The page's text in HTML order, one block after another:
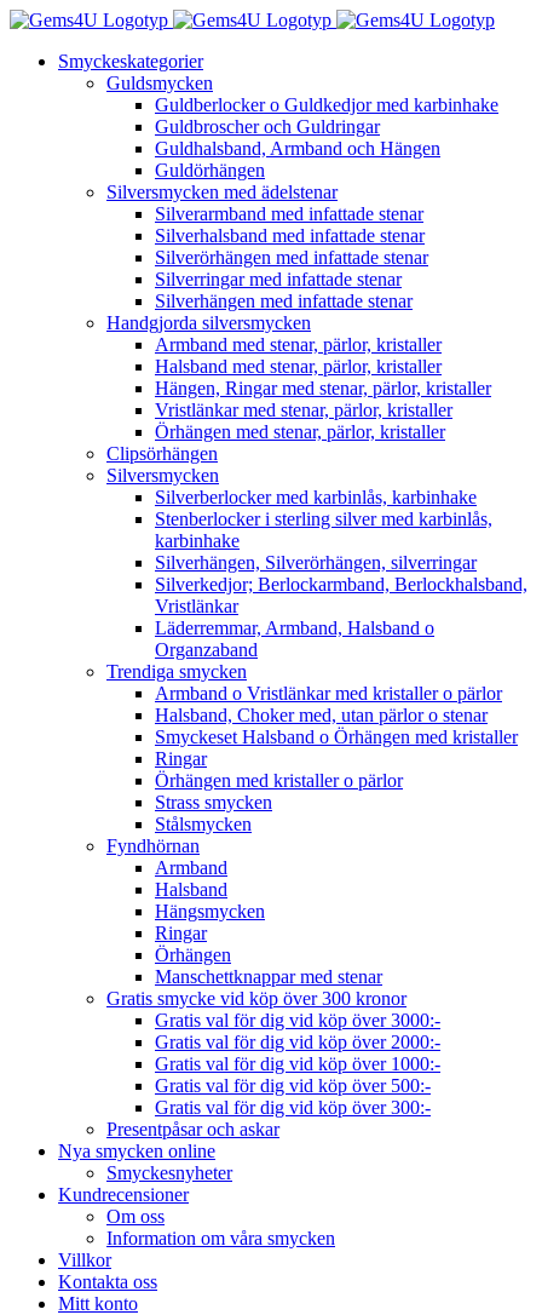
Fortsätt
innehålletSmyckeskategorier
Guldsmycken
Guldberlocker o Guldkedjor med karbinhake
Guldbroscher och Guldringar
Guldhalsband, Armband och Hängen
Guldörhängen
Silversmycken med ädelstenar
Silverarmband med infattade stenar
Silverhalsband med infattade stenar
Silverörhängen med infattade stenar
Silverringar med infattade stenar
Silverhängen med infattade stenar
Handgjorda silversmycken
Armband med stenar, pärlor, kristaller
Halsband med stenar, pärlor, kristaller
Hängen, Ringar med stenar, pärlor, kristaller
Vristlänkar med stenar, pärlor, kristaller
Örhängen med stenar, pärlor, kristaller
Clipsörhängen
Silversmycken
Silverberlocker med karbinlås, karbinhake
Stenberlocker i sterling silver med karbinlås,
karbinhake
Silverhängen, Silverörhängen, silverringar
Silverkedjor; Berlockarmband, Berlockhalsband,
Vristlänkar
Läderremmar, Armband, Halsband o
Organzaband
Trendiga smycken
Armband o Vristlänkar med kristaller o pärlor
Halsband, Choker med, utan pärlor o stenar
Smyckeset Halsband o Örhängen med kristaller
Ringar
Örhängen med kristaller o pärlor
Strass smycken
Stålsmycken
Fyndhörnan
Armband
Halsband
Hängsmycken
Ringar
Örhängen
Manschettknappar med stenar
Gratis smycke vid köp över 300 kronor
Gratis val för dig vid köp över 3000:-
Gratis val för dig vid köp över 2000:-
Gratis val för dig vid köp över 1000:-
Gratis val för dig vid köp över 500:-
Gratis val för dig vid köp över 300:-
Presentpåsar och askar
Nya smycken online
Smyckesnyheter
Kundrecensioner
Om oss
Information om våra smycken
Villkor
Kontakta oss
Mitt konto